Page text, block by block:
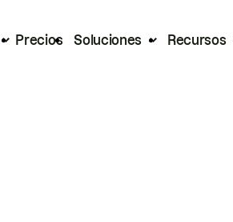
Precios Soluciones Recursos